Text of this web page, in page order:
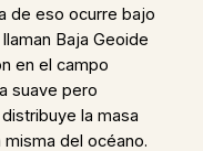
de eso ocurre bajo
Baja Geoide
en el campo
suave pero
la masa
del océano.